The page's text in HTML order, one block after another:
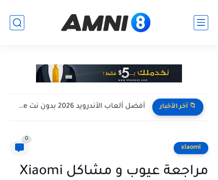
📁 آخر الأخبار افضل تجميعة كمبيوتر للالعاب بأرخص سعر ممكن ! تجميعة Pc...
xiaomi
0
مراجعة عيوب و مشاكل Xiaomi